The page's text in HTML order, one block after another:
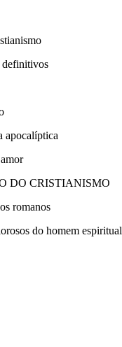
definitivos
apocalíptica
DO CRISTIANISMO
romanos
do homem espiritual